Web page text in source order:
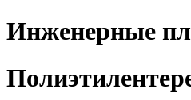
Инженерные